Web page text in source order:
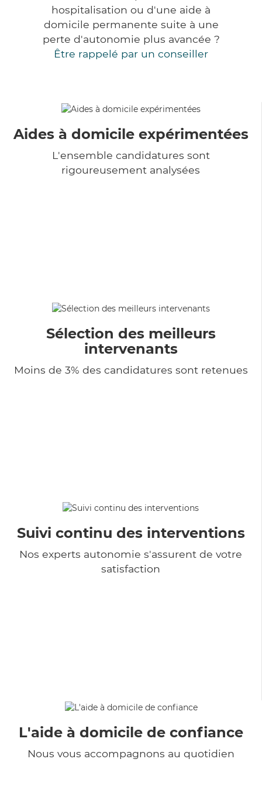
hospitalisation ou d'une aide à
domicile permanente suite à une
perte d'autonomie plus avancée ?
Être rappelé par un conseiller
Aides à domicile expérimentées
L'ensemble candidatures sont
rigoureusement analysées
Sélection des meilleurs
intervenants
Moins de 3% des candidatures sont retenues
Suivi continu des interventions
Nos experts autonomie s'assurent de votre
satisfaction
L'aide à domicile de confiance
Nous vous accompagnons au quotidien